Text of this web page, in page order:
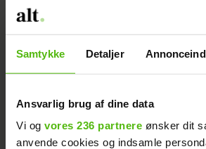
Samtykke Detaljer
Ansvarlig brug af dine data
Vi og vores 236 partnere ønsker dit
anvende cookies og indsamle
'Ex on the beach'-par
udgiver sang
Hugo Collette